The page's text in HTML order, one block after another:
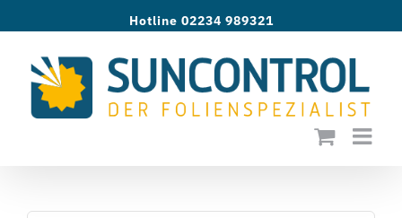
springen
Hotline 02234 989321